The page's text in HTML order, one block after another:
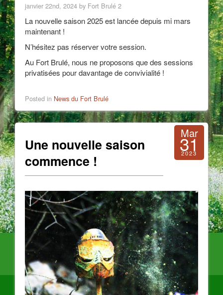
janvier 22nd, 2024 by Fort Brulé 2
La nouvelle saison 2025 est lancée depuis mi mars
maintenant !
N’hésitez pas réserver votre session.
Au Fort Brulé, nous ne proposons que des sessions
privatisées pour davantage de convivialité !
Posted in News du Fort Brulé
Une nouvelle saison
commence !
Mar
31
2023